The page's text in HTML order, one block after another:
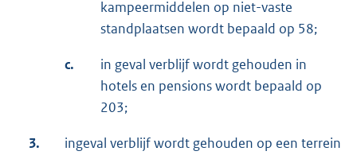
kampeermiddelen op niet-vaste
standplaatsen wordt bepaald op 58;
c.
in geval verblijf wordt gehouden in
hotels en pensions wordt bepaald op
203;
3.
ingeval verblijf wordt gehouden op een terrein